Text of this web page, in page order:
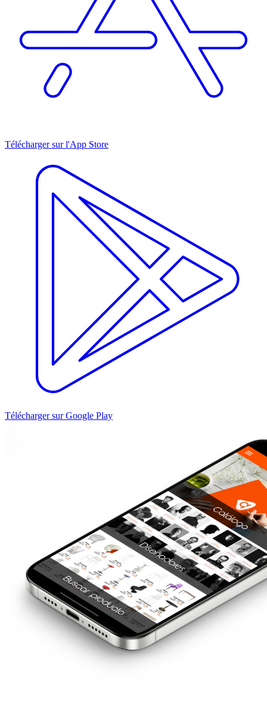
Télécharger sur l'App Store
Télécharger sur Google Play